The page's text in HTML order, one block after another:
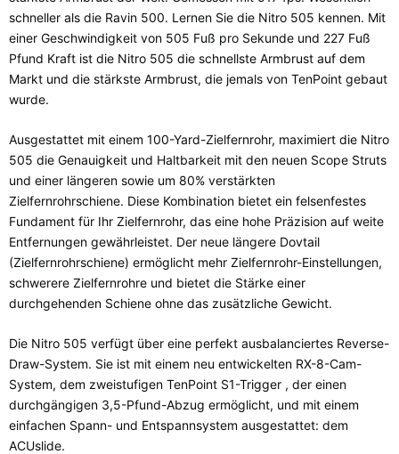
schneller als die Ravin 500. Lernen Sie die Nitro 505 kennen. Mit
einer Geschwindigkeit von 505 Fuß pro Sekunde und 227 Fuß
Pfund Kraft ist die Nitro 505 die schnellste Armbrust auf dem
Markt und die stärkste Armbrust, die jemals von TenPoint gebaut
wurde.
Ausgestattet mit einem 100-Yard-Zielfernrohr, maximiert die Nitro
505 die Genauigkeit und Haltbarkeit mit den neuen Scope Struts
und einer längeren sowie um 80% verstärkten
Zielfernrohrschiene. Diese Kombination bietet ein felsenfestes
Fundament für Ihr Zielfernrohr, das eine hohe Präzision auf weite
Entfernungen gewährleistet. Der neue längere Dovtail
(Zielfernrohrschiene) ermöglicht mehr Zielfernrohr-Einstellungen,
schwerere Zielfernrohre und bietet die Stärke einer
durchgehenden Schiene ohne das zusätzliche Gewicht.
Die Nitro 505 verfügt über eine perfekt ausbalanciertes Reverse-
Draw-System. Sie ist mit einem neu entwickelten RX-8-Cam-
System, dem zweistufigen TenPoint S1-Trigger , der einen
durchgängigen 3,5-Pfund-Abzug ermöglicht, und mit einem
einfachen Spann- und Entspannsystem ausgestattet: dem
ACUslide.